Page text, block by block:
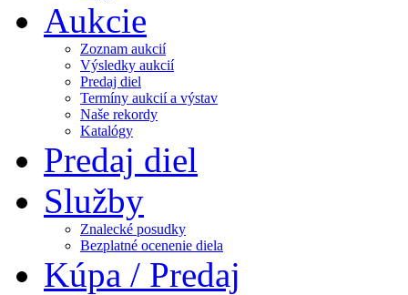
Aukcie
Zoznam aukcií
Výsledky aukcií
Predaj diel
Termíny aukcií a výstav
Naše rekordy
Katalógy
Predaj diel
Služby
Znalecké posudky
Bezplatné ocenenie diela
Kúpa / Predaj